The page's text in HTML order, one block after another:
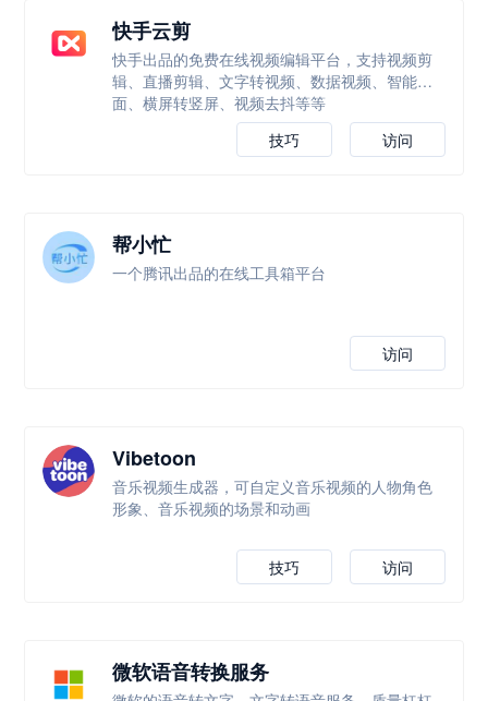
快手云剪
快手出品的免费在线视频编辑平台，支持视频剪
辑、直播剪辑、文字转视频、数据视频、智能封
面、横屏转竖屏、视频去抖等等
访问
技巧
帮小忙
一个腾讯出品的在线工具箱平台
访问
Vibetoon
音乐视频生成器，可自定义音乐视频的人物角色
形象、音乐视频的场景和动画
访问
技巧
微软语音转换服务